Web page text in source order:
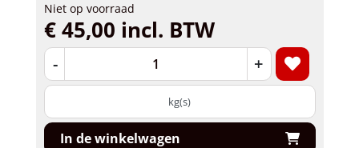
Niet op voorraad
€ 45,00 incl. BTW
- +
kg(s)
In de winkelwagen